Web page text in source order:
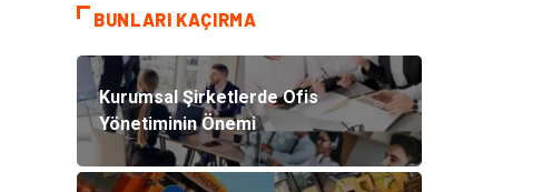
BUNLARI KAÇIRMA
Kurumsal Şirketlerde Ofis
Yönetiminin Önemi